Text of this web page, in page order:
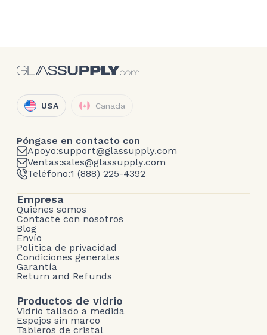
USA Canada
Póngase en contacto con
Apoyo:support@glassupply.com
Ventas:sales@glassupply.com
Teléfono:1 (888) 225-4392
Empresa
Quiénes somos
Contacte con nosotros
Blog
Envío
Política de privacidad
Condiciones generales
Garantía
Return and Refunds
Productos de vidrio
Vidrio tallado a medida
Espejos sin marco
Tableros de cristal